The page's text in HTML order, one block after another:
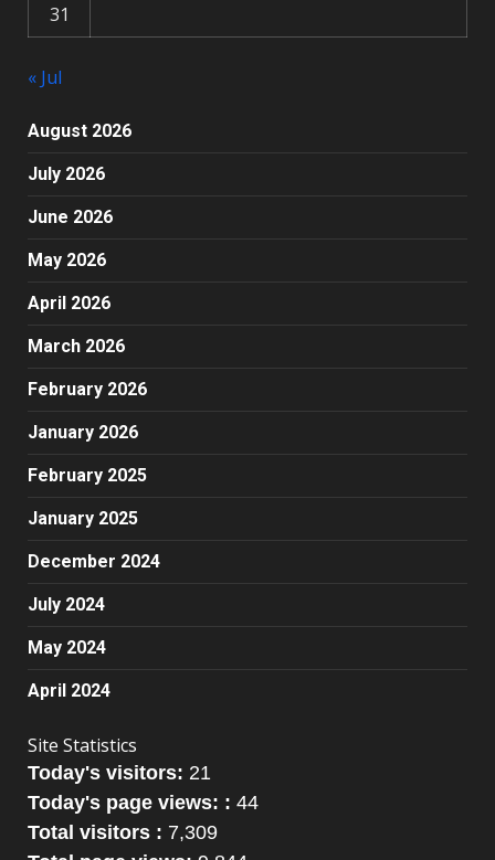
31
« Jul
August 2026
July 2026
June 2026
May 2026
April 2026
March 2026
February 2026
January 2026
February 2025
January 2025
December 2024
July 2024
May 2024
April 2024
Site Statistics
Today's visitors: 21
Today's page views: : 44
Total visitors : 7,309